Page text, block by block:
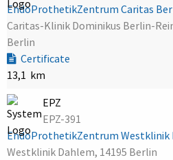
EndoProthetikZentrum Caritas
Caritas-Klinik Dominikus Berlin-
Berlin
Certificate
13,1 km
EPZ
EPZ-391
EndoProthetikZentrum Westklinik
Westklinik Dahlem, 14195 Berlin